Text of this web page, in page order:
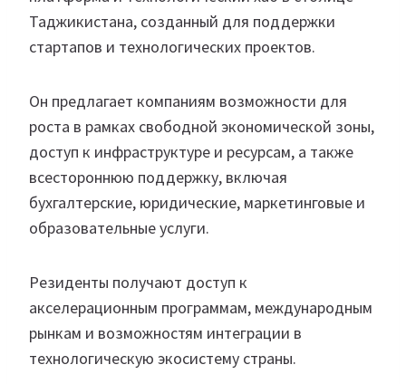
Таджикистана, созданный для поддержки
стартапов и технологических проектов.
Он предлагает компаниям возможности для
роста в рамках свободной экономической зоны,
доступ к инфраструктуре и ресурсам, а также
всестороннюю поддержку, включая
бухгалтерские, юридические, маркетинговые и
образовательные услуги.
Резиденты получают доступ к
акселерационным программам, международным
рынкам и возможностям интеграции в
технологическую экосистему страны.